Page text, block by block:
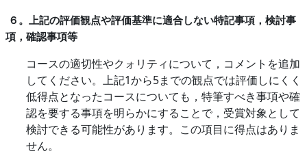
６。上記の評価観点や評価基準に適合しない特記事項，検討事
項，確認事項等
コースの適切性やクォリティについて，コメントを追加
してください。上記1から5までの観点では評価しにくく
低得点となったコースについても，特筆すべき事項や確
認を要する事項を明らかにすることで，受賞対象として
検討できる可能性があります。この項目に得点はありま
せん。